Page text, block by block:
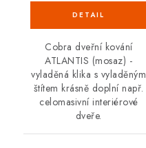
Cobra dveřní kování
ATLANTIS (mosaz) -
vyladěná klika s vyladěným
štítem krásně doplní např.
celomasivní interiérové
dveře.